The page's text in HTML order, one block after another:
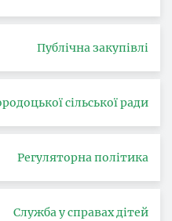
Публічна закупівлі
сільської ради
Регуляторна політика
Служба у справах дітей